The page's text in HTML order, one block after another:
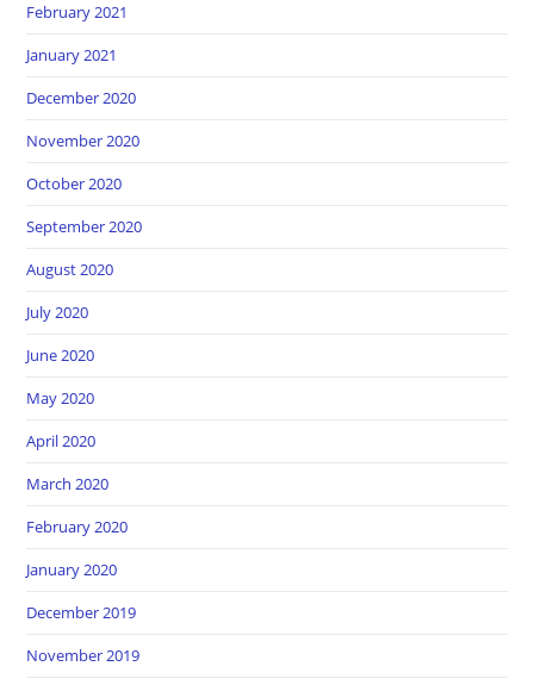
February 2021
January 2021
December 2020
November 2020
October 2020
September 2020
August 2020
July 2020
June 2020
May 2020
April 2020
March 2020
February 2020
January 2020
December 2019
November 2019